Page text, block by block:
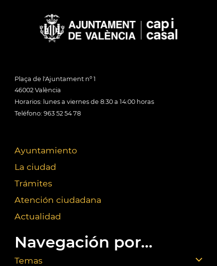
Plaça de l'Ajuntament nº 1
46002 València
Horarios: lunes a viernes de 8:30 a 14:00 horas
Teléfono: 963 52 54 78
Ayuntamiento
La ciudad
Trámites
Atención ciudadana
Actualidad
Navegación por...
Temas